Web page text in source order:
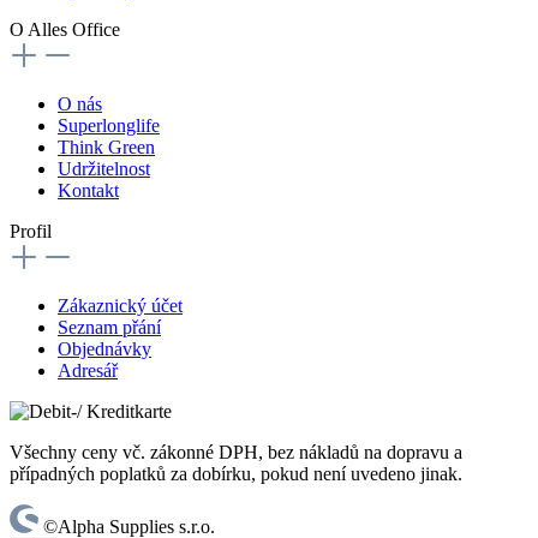
O Alles Office
O nás
Superlonglife
Think Green
Udržitelnost
Kontakt
Profil
Zákaznický účet
Seznam přání
Objednávky
Adresář
Všechny ceny vč. zákonné DPH, bez nákladů na dopravu a
případných poplatků za dobírku, pokud není uvedeno jinak.
©Alpha Supplies s.r.o.